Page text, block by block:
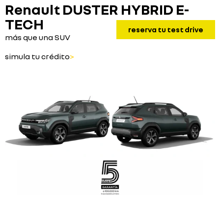
Renault DUSTER HYBRID E-
TECH
más que una SUV
simula tu crédito>
reserva tu test drive